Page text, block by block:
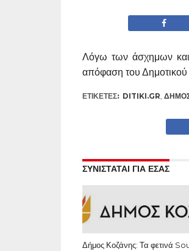
Λόγω των άσχημων
απόφαση του Δημοτικού
ΕΤΙΚΕΤΕΣ: DITIKI.GR
ΣΥΝΙΣΤΑΤΑΙ ΓΙΑ ΕΣΑΣ
Δήμος Κοζάνης: Τα φετινά